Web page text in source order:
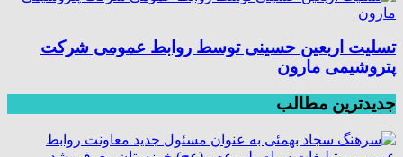
تسلیت اربعین حسینی توسط روابط عمومی شرکت
پتروشیمی مارون
جدیدترین مطالب